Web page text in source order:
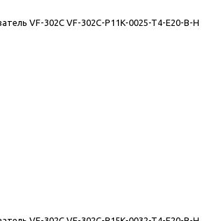
VF-302С VF-302C-P11K-0025-T4-E20-B-H